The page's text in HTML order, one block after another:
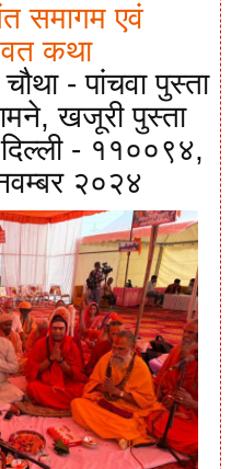
समागम एवं
कथा
- पांचवा पुस्ता
खजूरी पुस्ता
दिल्ली - ११००९४,
२०२४